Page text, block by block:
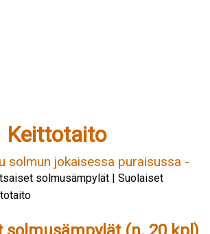
Keittotaito
solmun jokaisessa puraisussa -
solmusämpylät | Suolaiset